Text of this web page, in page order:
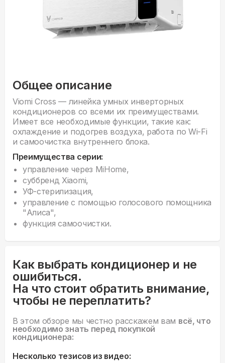
Общее описание
Viomi Cross — линейка умных инверторных
кондиционеров со всеми их преимуществами.
Имеет все необходимые функции, такие как:
охлаждение и подогрев воздуха, работа по Wi-Fi
и самоочистка внутреннего блока.
Преимущества серии:
управление через MiHome,
суббренд Xiaomi,
УФ-стерилизация,
управление с помощью голосового помощника
"Алиса",
функция самоочистки.
Как выбрать кондиционер и не
ошибиться.
На что стоит обратить внимание,
чтобы не переплатить?
В этом обзоре мы честно расскажем вам всё, что
необходимо знать перед покупкой
кондиционера:
Несколько тезисов из видео: